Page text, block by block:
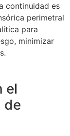
continuidad es
perimetral
para
minimizar
el
de